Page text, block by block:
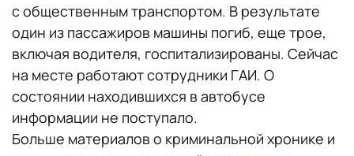
с общественным транспортом. В результате
один из пассажиров машины погиб, еще трое,
включая водителя, госпитализированы. Сейчас
на месте работают сотрудники ГАИ. О
состоянии находившихся в автобусе
информации не поступало.
Больше материалов о криминальной хронике и